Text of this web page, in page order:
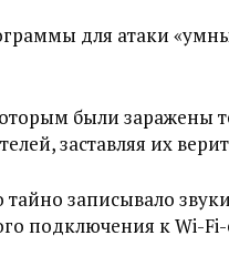
для атаки
были заражены
заставляя их
тайно записывало
подключения к Wi-